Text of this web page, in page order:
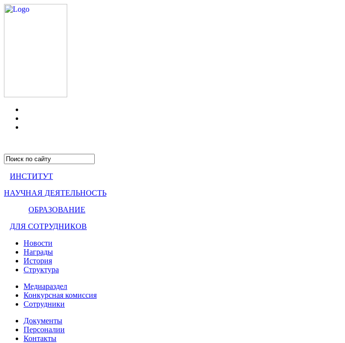
ИНСТИТУТ
НАУЧНАЯ ДЕЯТЕЛЬНОСТЬ
ОБРАЗОВАНИЕ
ДЛЯ СОТРУДНИКОВ
Новости
Награды
История
Структура
Медиараздел
Конкурсная комиссия
Сотрудники
Документы
Персоналии
Контакты